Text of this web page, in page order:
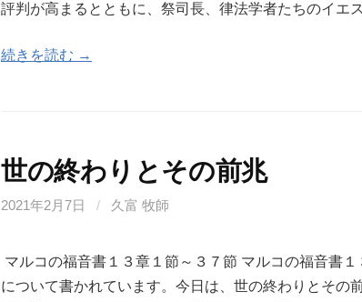
評判が高まるとともに、祭司長、律法学者たちのイエ
続きを読む →
世の終わりとその前兆
2021年2月7日 / 久富 牧師
マルコの福音書１３章１節～３７節 マルコの福音書
について書かれています。今日は、世の終わりとその